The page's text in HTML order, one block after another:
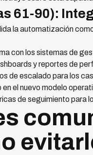
61-90):
la automatización
con los sistemas de
y reportes de
de escalado para los
el nuevo modelo
de seguimiento para